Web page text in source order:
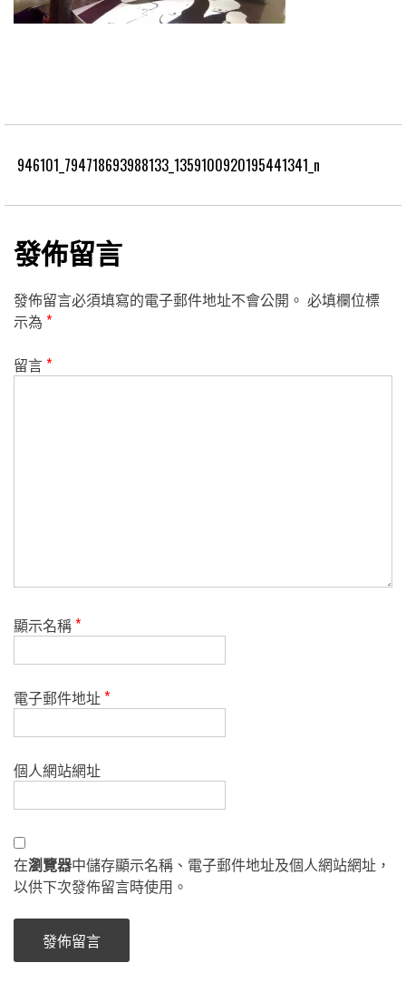
946101_794718693988133_1359100920195441341_n
發佈留言
發佈留言必須填寫的電子郵件地址不會公開。 必填欄位標
示為 *
留言*
顯示名稱*
電子郵件地址*
個人網站網址
在瀏覽器中儲存顯示名稱、電子郵件地址及個人網站網址，
以供下次發佈留言時使用。